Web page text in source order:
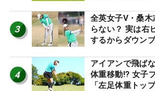
3
全英女子V・桑
らない？ 実は右
するからダウン
4
アイアンで飛ば
体重移動!? 女子
「左足体重トッ